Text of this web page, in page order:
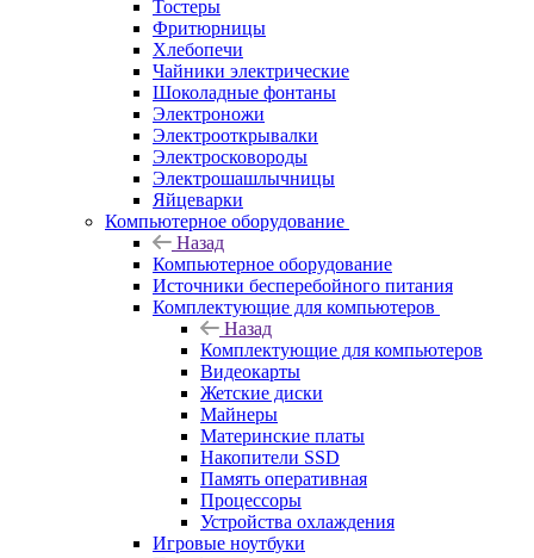
Тостеры
Фритюрницы
Хлебопечи
Чайники электрические
Шоколадные фонтаны
Электроножи
Электрооткрывалки
Электросковороды
Электрошашлычницы
Яйцеварки
Компьютерное оборудование
Назад
Компьютерное оборудование
Источники бесперебойного питания
Комплектующие для компьютеров
Назад
Комплектующие для компьютеров
Видеокарты
Жетские диски
Майнеры
Материнские платы
Накопители SSD
Память оперативная
Процессоры
Устройства охлаждения
Игровые ноутбуки